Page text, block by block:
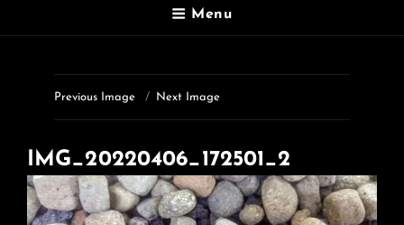
Menu
Previous Image Next Image
IMG_20220406_172501_2